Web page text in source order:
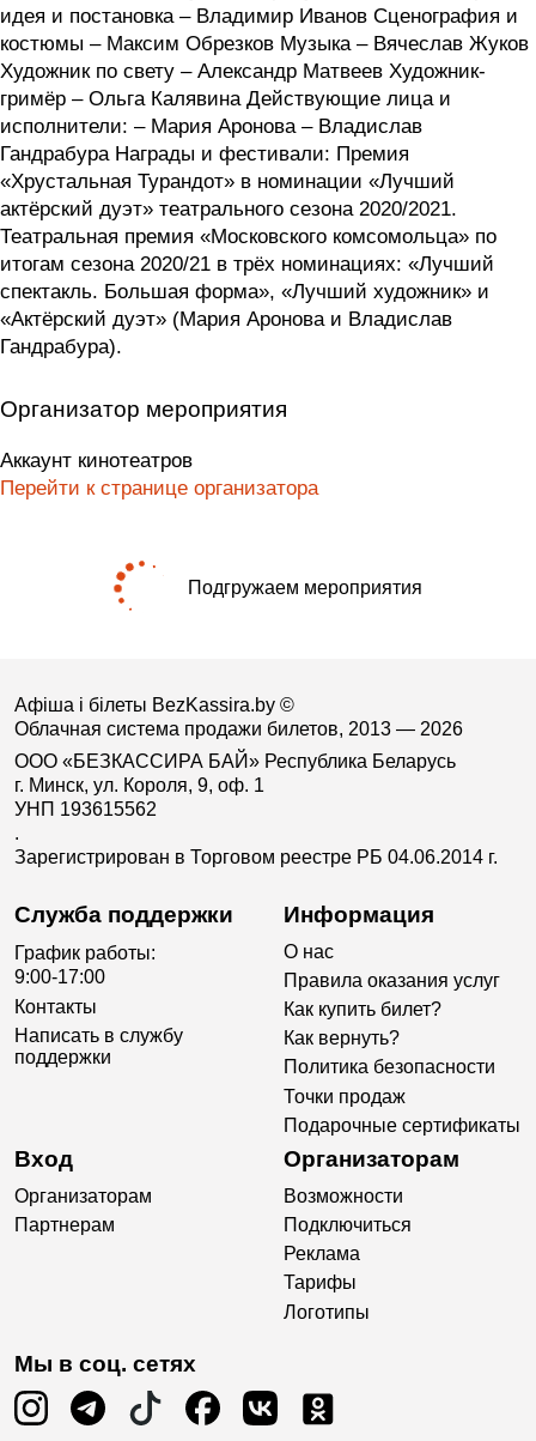
идея и постановка – Владимир Иванов Сценография и
костюмы – Максим Обрезков Музыка – Вячеслав Жуков
Художник по свету – Александр Матвеев Художник-
гримёр – Ольга Калявина Действующие лица и
исполнители: – Мария Аронова – Владислав
Гандрабура Награды и фестивали: Премия
«Хрустальная Турандот» в номинации «Лучший
актёрский дуэт» театрального сезона 2020/2021.
Театральная премия «Московского комсомольца» по
итогам сезона 2020/21 в трёх номинациях: «Лучший
спектакль. Большая форма», «Лучший художник» и
«Актёрский дуэт» (Мария Аронова и Владислав
Гандрабура).
Организатор мероприятия
Аккаунт кинотеатров
Перейти к странице организатора
Подгружаем мероприятия
Афіша і білеты BezKassira.by ©
Облачная система продажи билетов, 2013 — 2026
ООО «БЕЗКАССИРА БАЙ» Республика Беларусь
г. Минск, ул. Короля, 9, оф. 1
УНП 193615562
.
Зарегистрирован в Торговом реестре РБ 04.06.2014 г.
Служба поддержки
График работы:
9:00-17:00
Контакты
Написать в службу
поддержки
Информация
О нас
Правила оказания услуг
Как купить билет?
Как вернуть?
Политика безопасности
Точки продаж
Подарочные сертификаты
Вход
Организаторам
Партнерам
Организаторам
Возможности
Подключиться
Реклама
Тарифы
Логотипы
Мы в соц. сетях